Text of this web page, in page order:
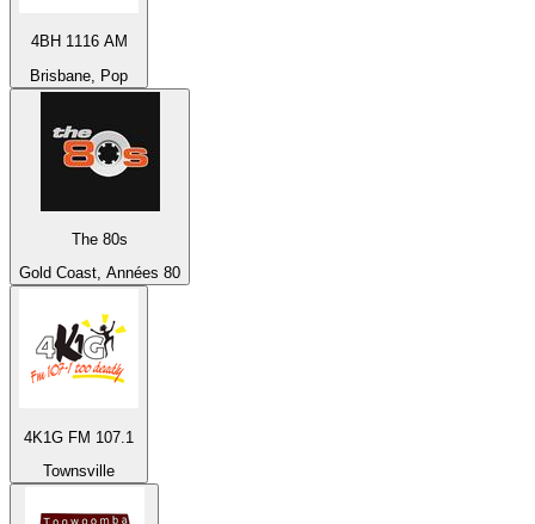
4BH 1116 AM
Brisbane, Pop
The 80s
Gold Coast, Années 80
4K1G FM 107.1
Townsville